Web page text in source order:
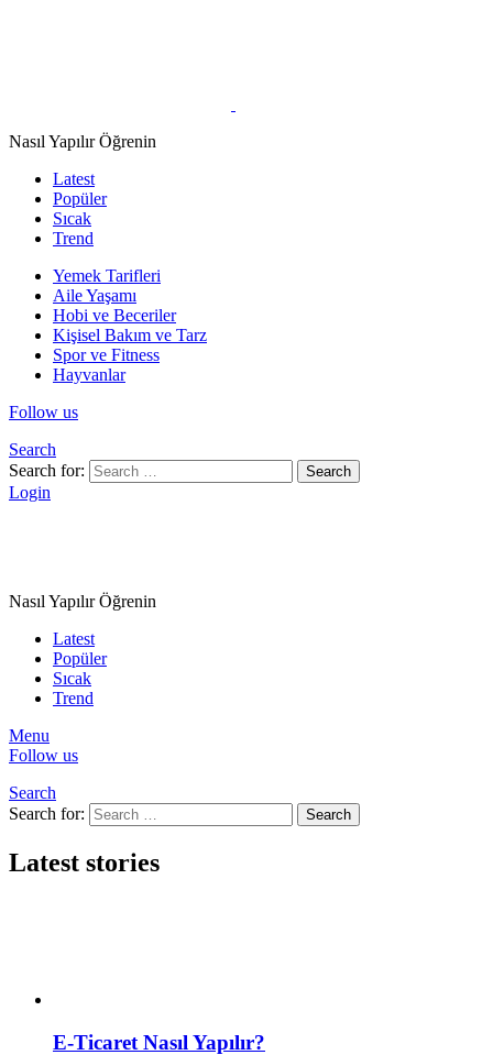
Nasıl Yapılır Öğrenin
Latest
Popüler
Sıcak
Trend
Yemek Tarifleri
Aile Yaşamı
Hobi ve Beceriler
Kişisel Bakım ve Tarz
Spor ve Fitness
Hayvanlar
Follow us
Search
Search for:
Search
Login
Nasıl Yapılır Öğrenin
Latest
Popüler
Sıcak
Trend
Menu
Follow us
Search
Search for:
Search
Latest stories
E-Ticaret Nasıl Yapılır?